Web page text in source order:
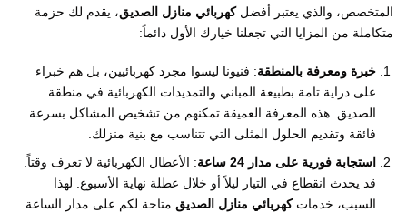
المتخصص، والذي يعتبر أفضلكهربائي منازل الصديق، يقدم لك حزمة
متكاملة من المزايا التي تجعلنا خيارك الأول دائماً:
خبرة ومعرفة بالمنطقة: فنيونا ليسوا مجرد كهربائيين، بل هم خبراء
على دراية تامة بطبيعة المباني والتمديدات الكهربائية في منطقة
الصديق. هذه المعرفة العميقة تمكنهم من تشخيص المشاكل بسرعة
فائقة وتقديم الحلول المثلى التي تتناسب مع بنية منزلك.
استجابة فورية على مدار 24 ساعة
: الأعطال الكهربائية لا تعرف وقتاً.
قد يحدث انقطاع في التيار ليلاً أو خلال عطلة نهاية الأسبوع. لهذا
السبب، خدماتكهربائي منازل الصديقمتاحة لكم على مدار الساعة